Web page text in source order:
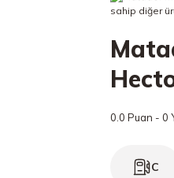
0.0 Puan - 0
C